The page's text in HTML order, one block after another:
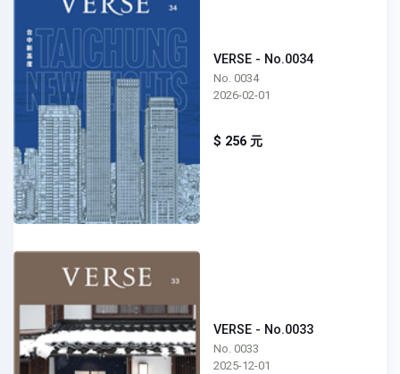
VERSE - No.0034
No. 0034
2026-02-01
$ 256 元
VERSE - No.0033
No. 0033
2025-12-01